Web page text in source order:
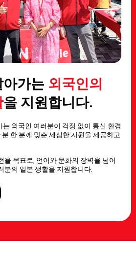
가는 외국인의
을 지원합니다.
외국인 여러분이 걱정 없이 통신 환경
한 분께 맞춘 세심한 지원을 제공하고
을 목표로, 언어와 문화의 장벽을 넘어
분의 일본 생활을 지원합니다.